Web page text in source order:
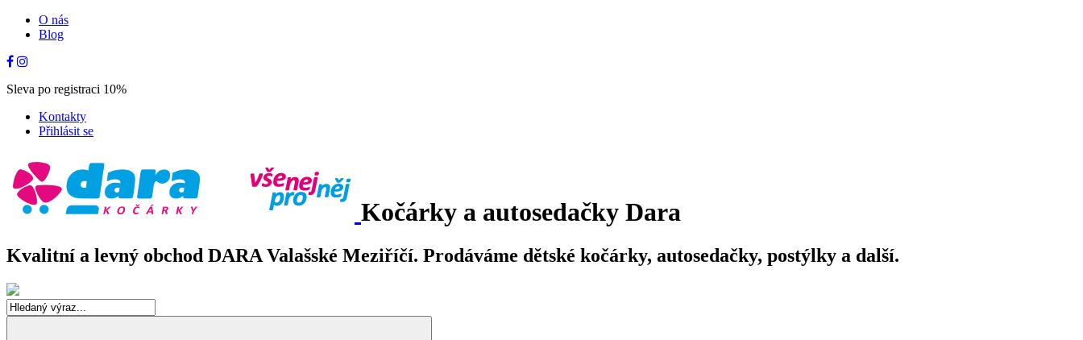
O nás
Blog
Sleva po registraci 10%
Kontakty
Přihlásit se
Kočárky a autosedačky Dara
Kvalitní a levný obchod DARA Valašské Meziříčí. Prodáváme dětské kočárky, autosedačky, postýlky a další.